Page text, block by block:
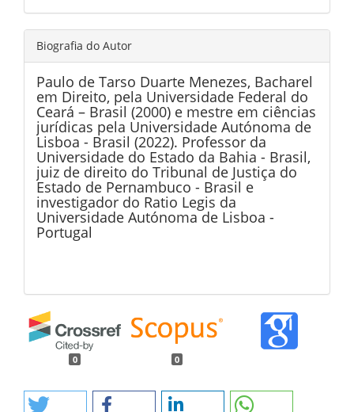
Biografia do Autor
Paulo de Tarso Duarte Menezes, Bacharel
em Direito, pela Universidade Federal do
Ceará – Brasil (2000) e mestre em ciências
jurídicas pela Universidade Autónoma de
Lisboa - Brasil (2022). Professor da
Universidade do Estado da Bahia - Brasil,
juiz de direito do Tribunal de Justiça do
Estado de Pernambuco - Brasil e
investigador do Ratio Legis da
Universidade Autónoma de Lisboa -
Portugal
0 0